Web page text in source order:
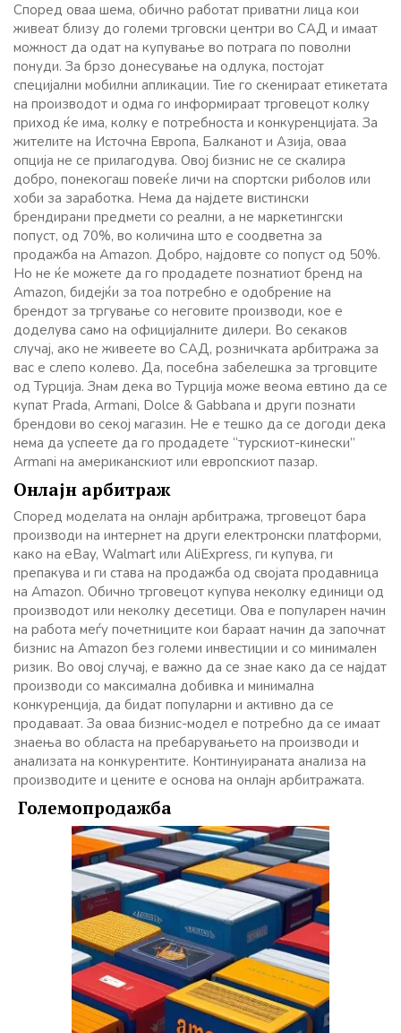
Според оваа шема, обично работат приватни лица кои
живеат близу до големи трговски центри во САД и имаат
можност да одат на купување во потрага по поволни
понуди. За брзо донесување на одлука, постојат
специјални мобилни апликации. Тие го скенираат етикетата
на производот и одма го информираат трговецот колку
приход ќе има, колку е потребноста и конкуренцијата. За
жителите на Источна Европа, Балканот и Азија, оваа
опција не се прилагодува. Овој бизнис не се скалира
добро, понекогаш повеќе личи на спортски риболов или
хоби за заработка. Нема да најдете вистински
брендирани предмети со реални, а не маркетингски
попуст, од 70%, во количина што е соодветна за
продажба на Amazon. Добро, најдовте со попуст од 50%.
Но не ќе можете да го продадете познатиот бренд на
Amazon, бидејќи за тоа потребно е одобрение на
брендот за тргување со неговите производи, кое е
доделува само на официјалните дилери. Во секаков
случај, ако не живеете во САД, розничката арбитража за
вас е слепо колево. Да, посебна забелешка за трговците
од Турција. Знам дека во Турција може веома евтино да се
купат Prada, Armani, Dolce & Gabbana и други познати
брендови во секој магазин. Не е тешко да се догоди дека
нема да успеете да го продадете “турскиот-кинески”
Armani на американскиот или европскиот пазар.
Онлајн арбитраж
Според моделата на онлајн арбитража, трговецот бара
производи на интернет на други електронски платформи,
како на eBay, Walmart или AliExpress, ги купува, ги
препакува и ги става на продажба од својата продавница
на Amazon. Обично трговецот купува неколку единици од
производот или неколку десетици. Ова е популарен начин
на работа меѓу почетниците кои бараат начин да започнат
бизнис на Amazon без големи инвестиции и со минимален
ризик. Во овој случај, е важно да се знае како да се најдат
производи со максимална добивка и минимална
конкуренција, да бидат популарни и активно да се
продаваат. За оваа бизнис-модел е потребно да се имаат
знаења во областа на пребарувањето на производи и
анализата на конкурентите. Континуираната анализа на
производите и цените е основа на онлајн арбитражата.
Големопродажба